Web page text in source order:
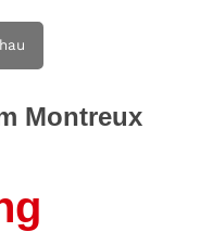
Montreux